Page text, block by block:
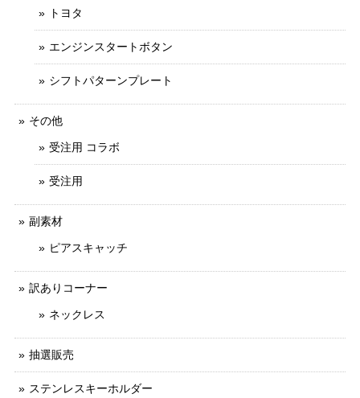
トヨタ
エンジンスタートボタン
シフトパターンプレート
その他
受注用 コラボ
受注用
副素材
ピアスキャッチ
訳ありコーナー
ネックレス
抽選販売
ステンレスキーホルダー